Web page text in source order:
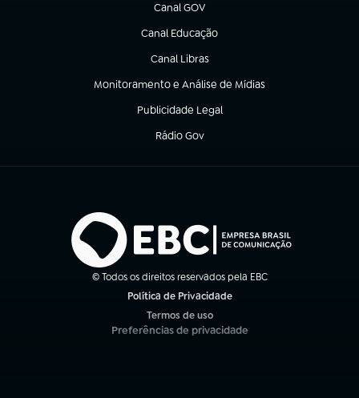
Canal GOV
(abre em nova aba)
Canal Educação
(abre em nova aba)
Canal Libras
(abre em nova aba)
Monitoramento e Análise de Mídias
(abre em nova aba)
Publicidade Legal
(abre em nova aba)
Rádio Gov
(abre em nova aba)
© Todos os direitos reservados pela EBC
Política de Privacidade
Termos de uso
(abre em nova aba)
Preferências de privacidade